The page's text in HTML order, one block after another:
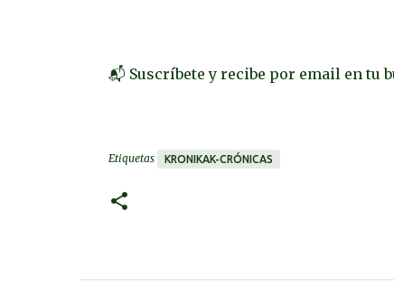
📬 Suscríbete y recibe por email en tu
Etiquetas KRONIKAK-CRÓNICAS